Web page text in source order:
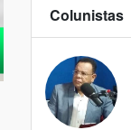
Colunistas